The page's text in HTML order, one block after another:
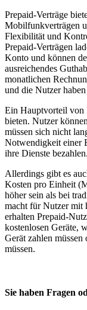
Prepaid-Verträge
Mobilfunkverträgen
Flexibilität und
Prepaid-Verträgen
Konto und können
ausreichendes
monatlichen
und die Nutzer
Ein Hauptvorteil von
bieten. Nutzer
müssen sich nicht
Notwendigkeit einer
ihre Dienste bezahlen.
Allerdings gibt es
Kosten pro Einheit
höher sein als bei
macht für Nutzer mit
erhalten Prepaid-
kostenlosen Geräte,
Gerät zahlen müssen
müssen.
Sie haben Fragen